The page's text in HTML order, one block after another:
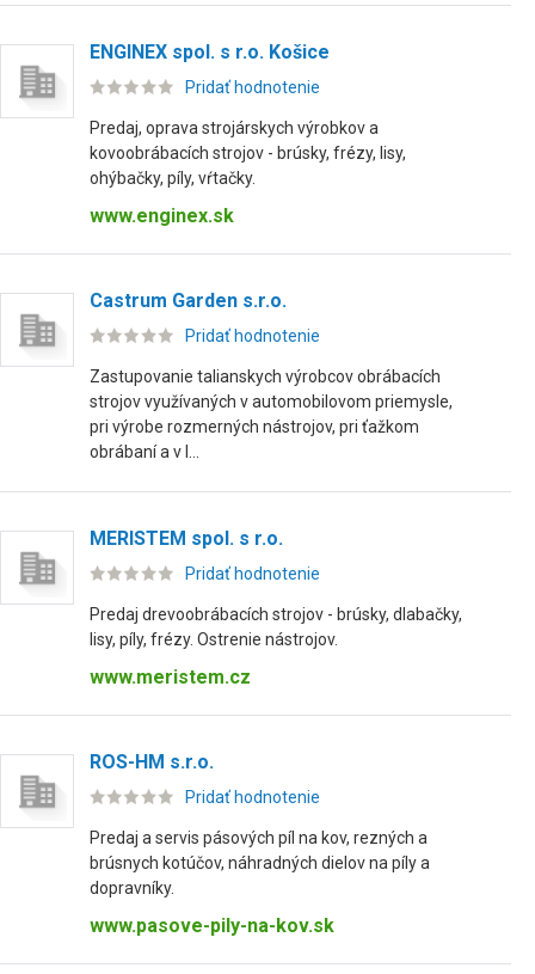
ENGINEX spol. s r.o. Košice
Pridať hodnotenie
Predaj, oprava strojárskych výrobkov a
kovoobrábacích strojov - brúsky, frézy, lisy,
ohýbačky, píly, vŕtačky.
www.enginex.sk
Castrum Garden s.r.o.
Pridať hodnotenie
Zastupovanie talianskych výrobcov obrábacích
strojov využívaných v automobilovom priemysle,
pri výrobe rozmerných nástrojov, pri ťažkom
obrábaní a v l...
MERISTEM spol. s r.o.
Pridať hodnotenie
Predaj drevoobrábacích strojov - brúsky, dlabačky,
lisy, píly, frézy. Ostrenie nástrojov.
www.meristem.cz
ROS-HM s.r.o.
Pridať hodnotenie
Predaj a servis pásových píl na kov, rezných a
brúsnych kotúčov, náhradných dielov na píly a
dopravníky.
www.pasove-pily-na-kov.sk